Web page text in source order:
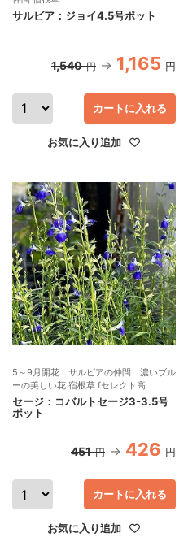
サルビア：ジョイ4.5号ポット
1,540 円 1,165 円
カートに入れる
お気に入り追加
5～9月開花 サルビアの仲間 濃いブル
ーの美しい花 宿根草 fセレクト高
セージ：コバルトセージ3-3.5号
ポット
451 円 426 円
カートに入れる
お気に入り追加